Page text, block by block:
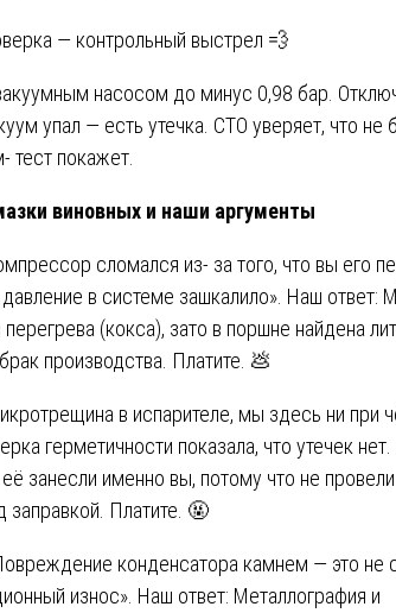
— контрольный выстрел 💨
насосом до минус 0,98 бар.
упал — есть утечка. СТО уверяет, что не
тест покажет.
виновных и наши аргументы
сломался из- за того, что вы его
в системе зашкалило». Наш ответ:
(кокса), зато в поршне найдена
производства. Платите. 💩
в испарителе, мы здесь ни при
герметичности показала, что утечек
занесли именно вы, потому что не провели
заправкой. Платите. 🤬
конденсатора камнем — это не
износ». Наш ответ: Металлография и